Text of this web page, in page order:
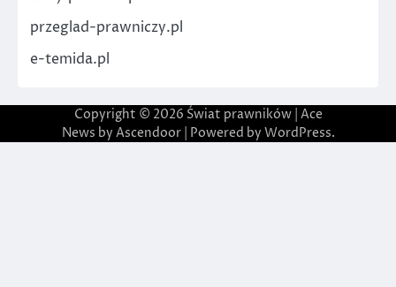
przeglad-prawniczy.pl
e-temida.pl
Copyright © 2026 Świat prawników| Ace
News by Ascendoor| Powered by WordPress.